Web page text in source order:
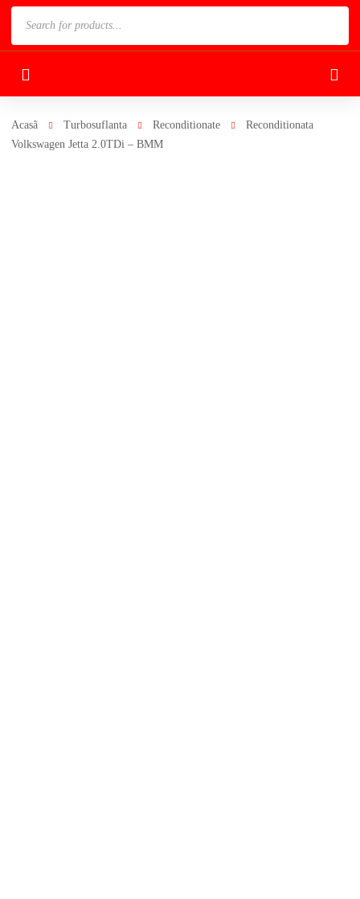
Acasã Turbosuflanta Reconditionate
Reconditionata
Volkswagen Jetta 2.0TDi – BMM